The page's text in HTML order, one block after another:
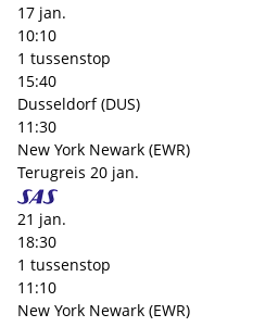
17 jan.
10:10
1 tussenstop
15:40
Dusseldorf (DUS)
11:30
New York Newark (EWR)
Terugreis 20 jan.
21 jan.
18:30
1 tussenstop
11:10
New York Newark (EWR)